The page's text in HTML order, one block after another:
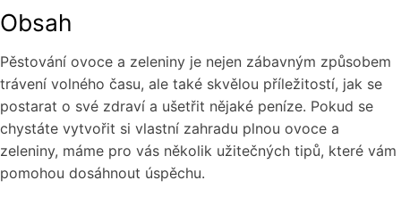
Obsah
Pěstování ovoce a zeleniny je nejen zábavným způsobem
trávení volného času, ale také skvělou příležitostí, jak se
postarat o své zdraví a ušetřit nějaké peníze. Pokud se
chystáte vytvořit si vlastní zahradu plnou ovoce a
zeleniny, máme pro vás několik užitečných tipů, které vám
pomohou dosáhnout úspěchu.